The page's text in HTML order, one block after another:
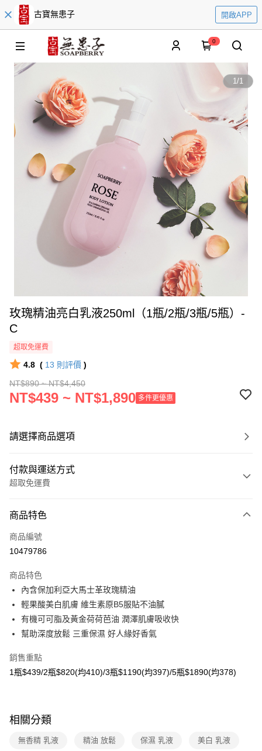
古寶無患子 開啟APP
0
1/1
玫瑰精油亮白乳液250ml（1瓶/2瓶/3瓶/5瓶）-
C
超取免運費
4.8 ( 13 則評價 )
NT$890 ~ NT$4,450
NT$439 ~ NT$1,890 多件更優惠
請選擇商品選項
付款與運送方式
超取免運費
信用卡一次付款
超商取貨付款
Apple Pay
悠遊付
Google Pay
大哥付你分期
相關說明
【大哥付你分期使用說明】
成交易。
4.訂單成立30分鐘內，如未前往確認交易或遇審核未通過，訂單將自動取
【關於「AFTEE先享後付」】
AFTEE先享後付是「在收到商品之後才付款」的支付方式。 讓您購物簡單
便利好安心！
ATM付款
貨到付款
商品特色
商品編號
10479786
商品特色
內含保加利亞大馬士革玫瑰精油
輕果酸美白肌膚 維生素原B5服貼不油膩
有機可可脂及黃金荷荷芭油 潤澤肌膚吸收快
幫助深度放鬆 三重保濕 好人緣好香氣
銷售重點
1瓶$439/2瓶$820(均410)/3瓶$1190(均397)/5瓶$1890(均378)
相關分類
無香精 乳液 精油 放鬆 保濕 乳液 美白 乳液